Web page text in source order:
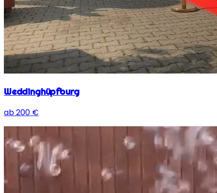
Weddinghüpfburg
ab200 €